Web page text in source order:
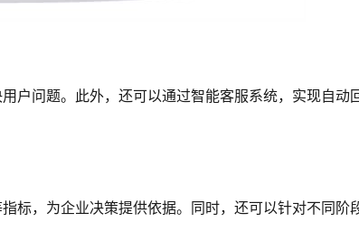
户问题。此外，还可以通过智能客服系统，实现自动
标，为企业决策提供依据。同时，还可以针对不同阶